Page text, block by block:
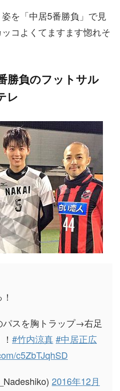
を「中居5番勝負」で見
コよくてますます惚れそ
勝負のフットサル
レ
スを胸トラップ→右足
#竹内涼真#中居正広
c5ZbTJqhSD
2016年12月